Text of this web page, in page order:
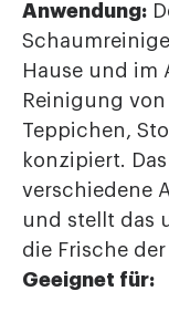
Anwendung:
Hause und im
Reinigung
Teppichen,
konzipiert.
verschiedene
und stellt das
die Frische
Geeignet für: